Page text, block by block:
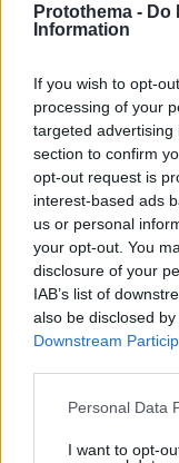
Protothema - Do
Information
If you wish to opt-
processing of your
targeted
section to confirm
opt-out request is
interest-based ads
us or personal
your opt-out. You
disclosure of your
IAB’s list of
also be disclosed
Downstream
Please note that
not limited to your
Personal Data
I want to opt-
Διασκεδάζουμε
ΡΟΗ
Ειδήσεις
Πολύνεκρο
τέσσερις
πριν 10 λεπτά
Φοκάτσια με
πριν 30 λεπτά
Ακόμη πιο
κατόχους
διαφορετικά
πριν μία ώρα
Μαζικός γάμος